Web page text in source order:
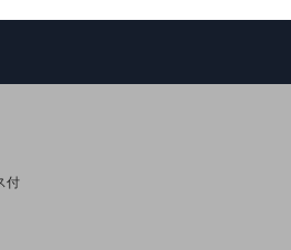
マントルピース
コエドグループ
付